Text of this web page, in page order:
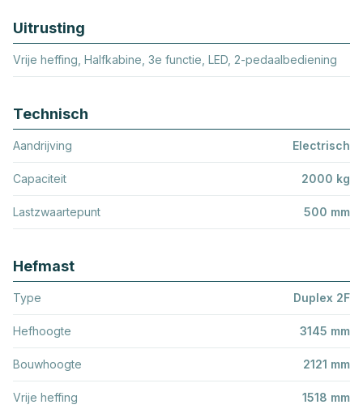
Uitrusting
Vrije heffing, Halfkabine, 3e functie, LED, 2-pedaalbediening
Technisch
Aandrijving Electrisch
Capaciteit 2000 kg
Lastzwaartepunt 500 mm
Hefmast
Type Duplex 2F
Hefhoogte 3145 mm
Bouwhoogte 2121 mm
Vrije heffing 1518 mm